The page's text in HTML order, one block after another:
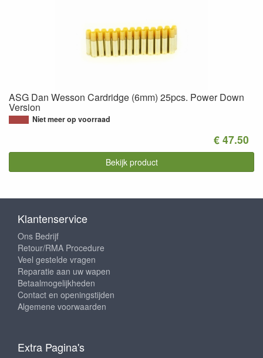
ASG Dan Wesson Cardridge (6mm) 25pcs. Power Down
Version
Niet meer op voorraad
€ 47.50
Bekijk product
Klantenservice
Ons Bedrijf
Retour/RMA Procedure
Veel gestelde vragen
Reparatie aan uw wapen
Betaalmogelijkheden
Contact en openingstijden
Algemene voorwaarden
Extra Pagina's